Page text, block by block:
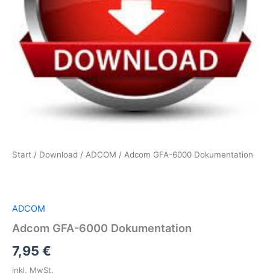
Start / Download / ADCOM / Adcom GFA-6000 Dokumentation
ADCOM
Adcom GFA-6000 Dokumentation
7,95 €
inkl. MwSt.